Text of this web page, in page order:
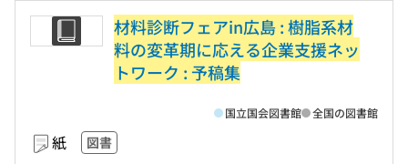
材料診断フェアin広島 : 樹脂系材
料の変革期に応える企業支援ネッ
トワーク : 予稿集
紙 図書
国立国会図書館 全国の図書館